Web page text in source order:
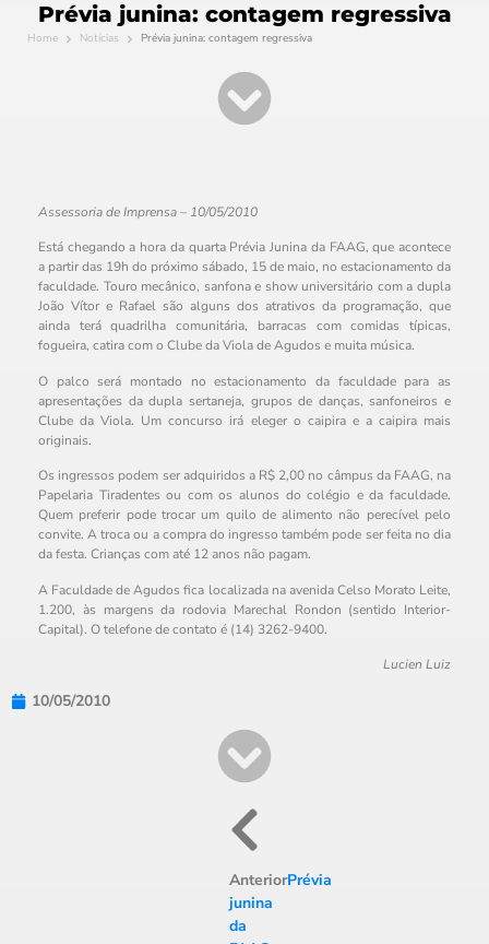
Prévia junina: contagem regressiva
Home Notícias Prévia junina: contagem regressiva
Assessoria de Imprensa – 10/05/2010
Está chegando a hora da quarta Prévia Junina da FAAG, que acontece
a partir das 19h do próximo sábado, 15 de maio, no estacionamento da
faculdade. Touro mecânico, sanfona e show universitário com a dupla
João Vítor e Rafael são alguns dos atrativos da programação, que
ainda terá quadrilha comunitária, barracas com comidas típicas,
fogueira, catira com o Clube da Viola de Agudos e muita música.
O palco será montado no estacionamento da faculdade para as
apresentações da dupla sertaneja, grupos de danças, sanfoneiros e
Clube da Viola. Um concurso irá eleger o caipira e a caipira mais
originais.
Os ingressos podem ser adquiridos a R$ 2,00 no câmpus da FAAG, na
Papelaria Tiradentes ou com os alunos do colégio e da faculdade.
Quem preferir pode trocar um quilo de alimento não perecível pelo
convite. A troca ou a compra do ingresso também pode ser feita no dia
da festa. Crianças com até 12 anos não pagam.
A Faculdade de Agudos fica localizada na avenida Celso Morato Leite,
1.200, às margens da rodovia Marechal Rondon (sentido Interior-
Capital). O telefone de contato é (14) 3262-9400.
Lucien Luiz
10/05/2010
AnteriorPrévia
junina
da